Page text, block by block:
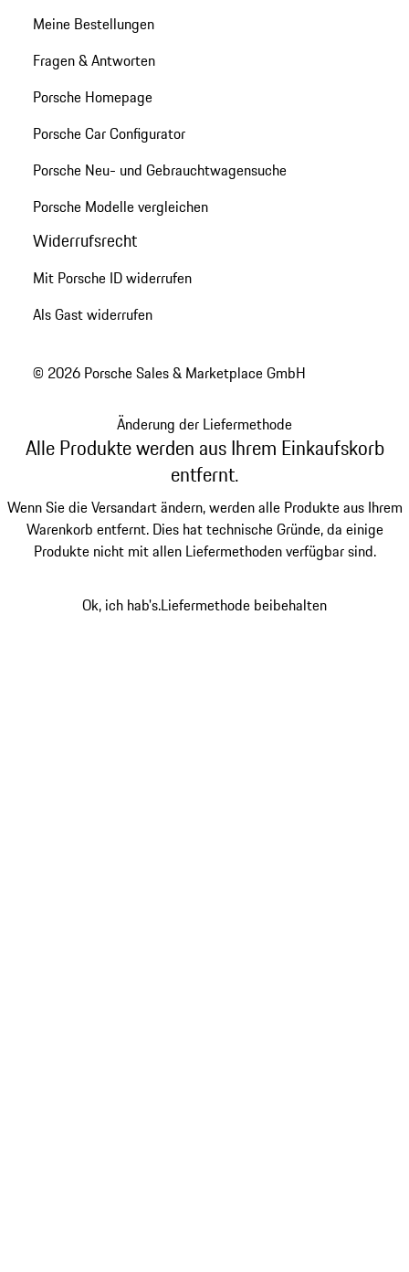
Meine Bestellungen
Fragen & Antworten
Porsche Homepage
Porsche Car Configurator
Porsche Neu- und Gebrauchtwagensuche
Porsche Modelle vergleichen
Widerrufsrecht
Mit Porsche ID widerrufen
Als Gast widerrufen
© 2026 Porsche Sales & Marketplace GmbH
Änderung der Liefermethode
Alle Produkte werden aus Ihrem Einkaufskorb
entfernt.
Wenn Sie die Versandart ändern, werden alle Produkte aus Ihrem
Warenkorb entfernt. Dies hat technische Gründe, da einige
Produkte nicht mit allen Liefermethoden verfügbar sind.
Ok, ich hab's.Liefermethode beibehalten